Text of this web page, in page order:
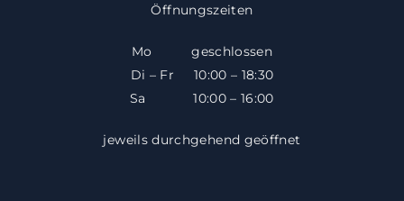
Öffnungszeiten
Mo geschlossen
Di – Fr 10:00 – 18:30
​​Sa 10:00 – 16:00
jeweils durchgehend geöffnet